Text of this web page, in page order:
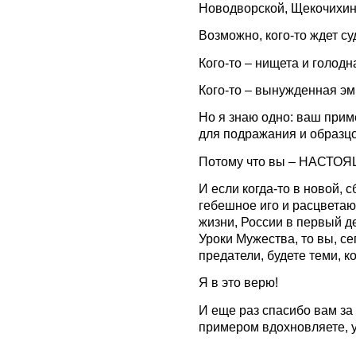
Новодворской,
Возможно, кого-то ждет
Кого-то – нищета и
Кого-то – вынужденная
Но я знаю одно: ваш
для подражания и
Потому что вы –
И если когда-то в новой,
гебешное иго и
жизни, России в первый
Уроки Мужества, то вы,
предатели, будете теми,
Я в это верю!
И еще раз спасибо вам за
примером вдохновляете,